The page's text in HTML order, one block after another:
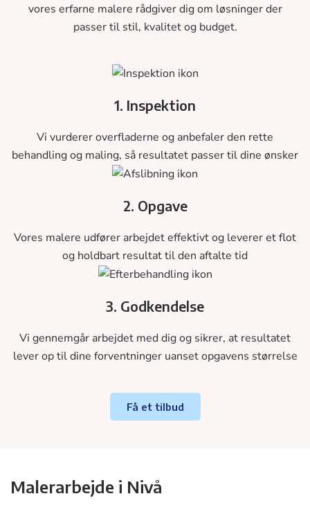
vores erfarne malere rådgiver dig om løsninger der
passer til stil, kvalitet og budget.
1. Inspektion
Vi vurderer overfladerne og anbefaler den rette
behandling og maling, så resultatet passer til dine ønsker
2. Opgave
Vores malere udfører arbejdet effektivt og leverer et flot
og holdbart resultat til den aftalte tid
3. Godkendelse
Vi gennemgår arbejdet med dig og sikrer, at resultatet
lever op til dine forventninger uanset opgavens størrelse
Få et tilbud
Malerarbejde i Nivå